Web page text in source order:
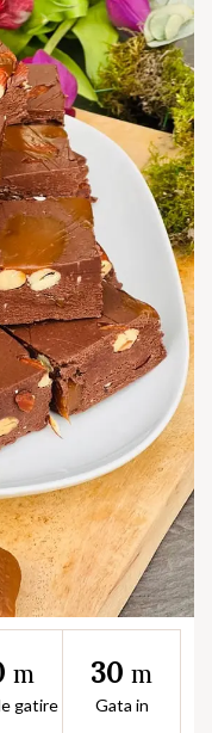
m
gatire
30 m
Gata in